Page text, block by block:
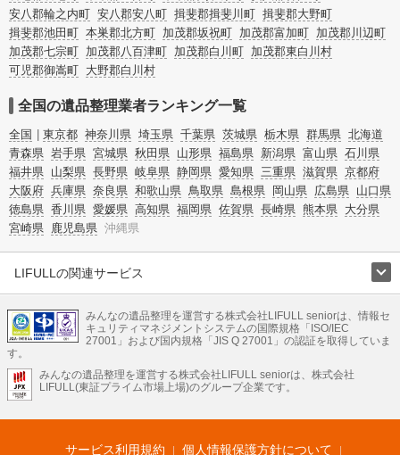
安八郡輪之内町 安八郡安八町 揖斐郡揖斐川町 揖斐郡大野町
揖斐郡池田町 本巣郡北方町 加茂郡坂祝町 加茂郡富加町 加茂郡川辺町
加茂郡七宗町 加茂郡八百津町 加茂郡白川町 加茂郡東白川村
可児郡御嵩町 大野郡白川村
全国の遺品整理業者ランキング一覧
全国 東京都 神奈川県 埼玉県 千葉県 茨城県 栃木県 群馬県 北海道
青森県 岩手県 宮城県 秋田県 山形県 福島県 新潟県 富山県 石川県
福井県 山梨県 長野県 岐阜県 静岡県 愛知県 三重県 滋賀県 京都府
大阪府 兵庫県 奈良県 和歌山県 鳥取県 島根県 岡山県 広島県 山口県
徳島県 香川県 愛媛県 高知県 福岡県 佐賀県 長崎県 熊本県 大分県
宮崎県 鹿児島県 沖縄県
LIFULLの関連サービス
不動産・住宅
引越し 老人ホーム 地方創生 ママの就労支援
不動産クラウドファンディング 遺品整理 老後の暮らし情報
LIFULL HOME'Sのサービス
不動産・住宅
不動産査定 マンション専門売却査定 不動産投資 アドバイザー
不動産アーカイブ
空き家バンク 家賃相場 不動産会社
まちむすび
みんなの遺品整理を運営する株式会社LIFULL seniorは、情報セ
キュリティマネジメントシステムの国際規格「ISO/IEC
27001」および国内規格「JIS Q 27001」の認証を取得していま
す。
みんなの遺品整理を運営する株式会社LIFULL seniorは、株式会社
LIFULL(東証プライム市場上場)のグループ企業です。
サービス利用規約 個人情報保護方針について